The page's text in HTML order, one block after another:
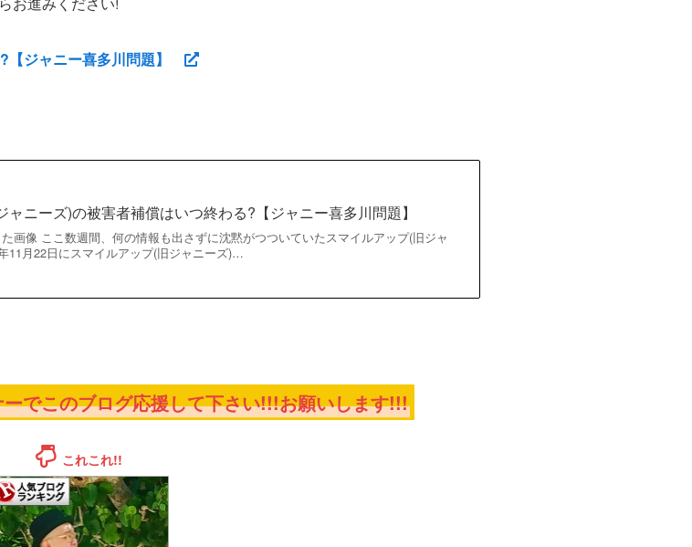
【ジャニー喜多川問題】
ャニーズ)の被害者補償はいつ終わる?【ジャニー喜多川問題】
画像 ここ数週間、何の情報も出さずに沈黙がつついていたスマイルアップ(旧ジャ
11月22日にスマイルアップ(旧ジャニーズ)…
でこのブログ応援して下さい!!!お願いします!!!
これこれ!!